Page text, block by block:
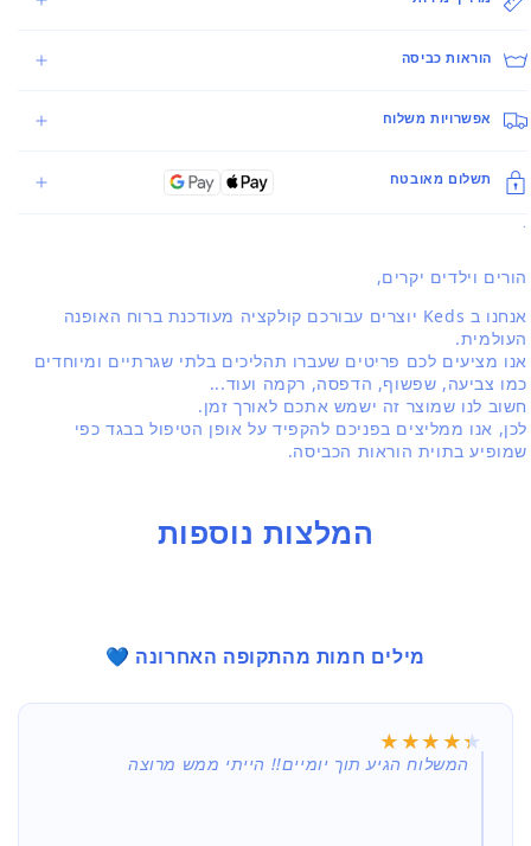
הוראות כביסה
אפשרויות משלוח
תשלום מאובטח
.
הורים וילדים יקרים,
אנחנו ב Keds יוצרים עבורכם קולקציה מעודכנת ברוח האופנה
העולמית.
אנו מציעים לכם פריטים שעברו תהליכים בלתי שגרתיים ומיוחדים
כמו צביעה, שפשוף, הדפסה, רקמה ועוד...
חשוב לנו שמוצר זה ישמש אתכם לאורך זמן.
לכן, אנו ממליצים בפניכם להקפיד על אופן הטיפול בבגד כפי
שמופיע בתוית הוראות הכביסה.
המלצות נוספות
מילים חמות מהתקופה האחרונה 💙
★★★★★
★★★★★
המשלוח הגיע תוך יומיים!! הייתי ממש מרוצה